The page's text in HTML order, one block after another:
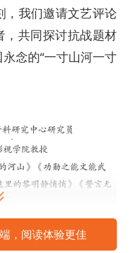
，我们邀请文艺评论
，共同探讨抗战题材
念的“一寸山河一寸
，阅读体验更佳